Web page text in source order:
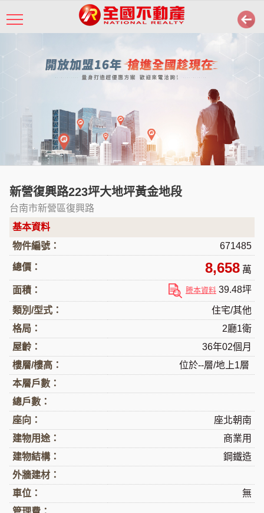
新營復興路223坪大地坪黃金地段
台南市新營區復興路
基本資料
物件編號：
671485
總價： 8,658 萬
面積： 謄本資料 39.48坪
類別/型式：
住宅/其他
格局：
2廳1衛
屋齡：
36年02個月
樓層/樓高：
位於--層/地上1層
本層戶數：
總戶數：
座向：
座北朝南
建物用途：
商業用
建物結構：
鋼鐵造
外牆建材：
車位：
無